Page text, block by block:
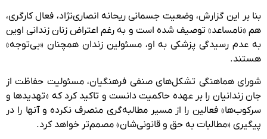
بنا بر این گزارش، وضعیت جسمانی ریحانه انصاری‌نژاد، فعال کارگری،
هم «نامساعد» توصیف شده است و به رغم اعتراض زنان زندانی اوین
به عدم رسیدگی پزشکی به او، مسئولین زندان همچنان «بی‌توجه»
هستند.
شورای هماهنگی تشکل‌های صنفی فرهنگیان، مسئولیت حفاظت از
جان زندانیان را بر عهده حاکمیت دانست و تاکید کرد که «تهدیدها و
سرکوب‌ها» فعالین را از مسیر مطالبەگری منصرف نکرده و آنها را در
پیگیری «مطالبات بە حق و قانونی‌شان» مصمم‌تر خواهد کرد.